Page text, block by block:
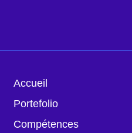
Accueil
Portefolio
Compétences